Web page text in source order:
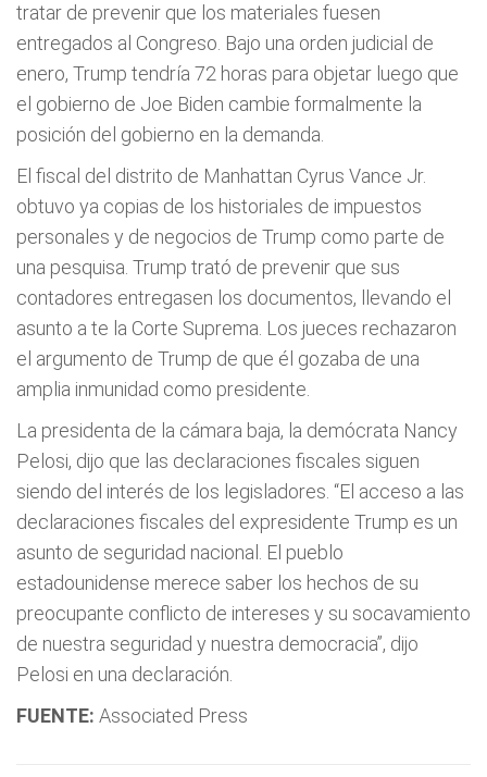
tratar de prevenir que los materiales fuesen
entregados al Congreso. Bajo una orden judicial de
enero, Trump tendría 72 horas para objetar luego que
el gobierno de Joe Biden cambie formalmente la
posición del gobierno en la demanda.
El fiscal del distrito de Manhattan Cyrus Vance Jr.
obtuvo ya copias de los historiales de impuestos
personales y de negocios de Trump como parte de
una pesquisa. Trump trató de prevenir que sus
contadores entregasen los documentos, llevando el
asunto a te la Corte Suprema. Los jueces rechazaron
el argumento de Trump de que él gozaba de una
amplia inmunidad como presidente.
La presidenta de la cámara baja, la demócrata Nancy
Pelosi, dijo que las declaraciones fiscales siguen
siendo del interés de los legisladores. “El acceso a las
declaraciones fiscales del expresidente Trump es un
asunto de seguridad nacional. El pueblo
estadounidense merece saber los hechos de su
preocupante conflicto de intereses y su socavamiento
de nuestra seguridad y nuestra democracia”, dijo
Pelosi en una declaración.
FUENTE: Associated Press